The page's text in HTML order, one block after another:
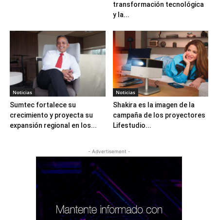
transformación tecnológica
y la...
Noticias
Sumtec fortalece su
crecimiento y proyecta su
expansión regional en los...
Noticias
Shakira es la imagen de la
campaña de los proyectores
Lifestudio...
- Advertisement -